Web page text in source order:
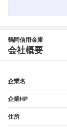
鶴岡信用金庫
会社概要
企業名
企業HP
住所